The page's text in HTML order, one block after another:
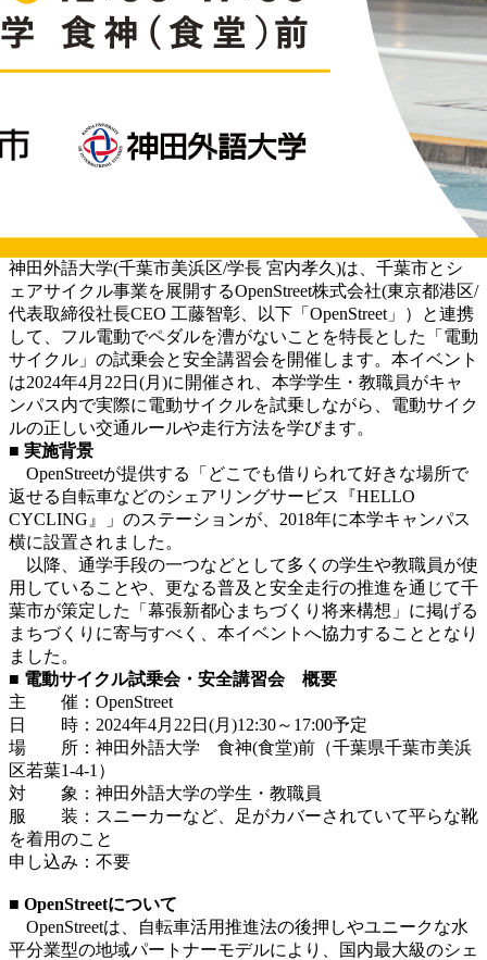
神田外語大学(千葉市美浜区/学長 宮内孝久)は、千葉市とシ
ェアサイクル事業を展開するOpenStreet株式会社(東京都港区/
代表取締役社長CEO 工藤智彰、以下「OpenStreet」）と連携
して、フル電動でペダルを漕がないことを特長とした「電動
サイクル」の試乗会と安全講習会を開催します。本イベント
は2024年4月22日(月)に開催され、本学学生・教職員がキャ
ンパス内で実際に電動サイクルを試乗しながら、電動サイク
ルの正しい交通ルールや走行方法を学びます。
■ 実施背景
OpenStreetが提供する「どこでも借りられて好きな場所で
返せる自転車などのシェアリングサービス『HELLO
CYCLING』」のステーションが、2018年に本学キャンパス
横に設置されました。
以降、通学手段の一つなどとして多くの学生や教職員が使
用していることや、更なる普及と安全走行の推進を通じて千
葉市が策定した「幕張新都心まちづくり将来構想」に掲げる
まちづくりに寄与すべく、本イベントへ協力することとなり
ました。
■ 電動サイクル試乗会・安全講習会 概要
主 催：OpenStreet
日 時：2024年4月22日(月)12:30～17:00予定
場 所：神田外語大学 食神(食堂)前（千葉県千葉市美浜
区若葉1-4-1）
対 象：神田外語大学の学生・教職員
服 装：スニーカーなど、足がカバーされていて平らな靴
を着用のこと
申し込み：不要
■ OpenStreetについて
OpenStreetは、自転車活用推進法の後押しやユニークな水
平分業型の地域パートナーモデルにより、国内最大級のシェ